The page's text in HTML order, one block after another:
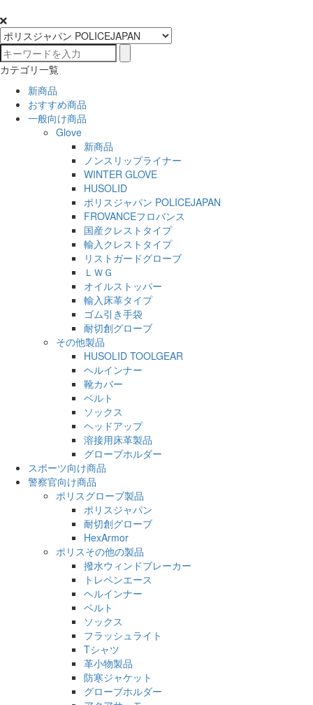
カテゴリ一覧
新商品
おすすめ商品
一般向け商品
Glove
新商品
ノンスリップライナー
WINTER GLOVE
HUSOLID
ポリスジャパン POLICEJAPAN
FROVANCEフロバンス
国産クレストタイプ
輸入クレストタイプ
リストガードグローブ
ＬＷＧ
オイルストッパー
輸入床革タイプ
ゴム引き手袋
耐切創グローブ
その他製品
HUSOLID TOOLGEAR
ヘルインナー
靴カバー
ベルト
ソックス
ヘッドアップ
溶接用床革製品
グローブホルダー
スポーツ向け商品
警察官向け商品
ポリスグローブ製品
ポリスジャパン
耐切創グローブ
HexArmor
ポリスその他の製品
撥水ウィンドブレーカー
トレペンエース
ヘルインナー
ベルト
ソックス
フラッシュライト
Tシャツ
革小物製品
防寒ジャケット
グローブホルダー